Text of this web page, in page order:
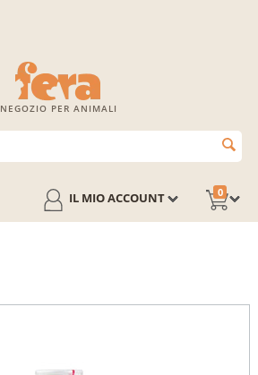
NEGOZIO PER ANIMALI
0
IL MIO ACCOUNT